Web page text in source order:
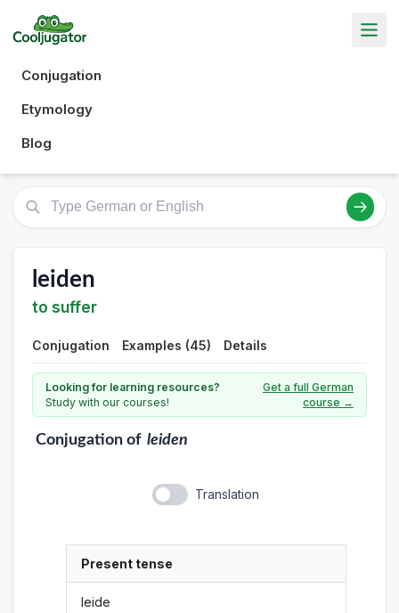
Conjugation
Etymology
Blog
leiden
to suffer
Conjugation Examples (45) Details
Looking for learning resources?
Study with our courses!
Get a full German
course →
Conjugationof leiden
Translation
Present tense
leide